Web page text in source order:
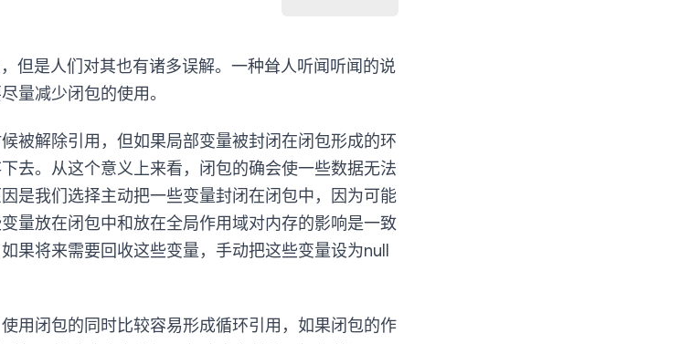
但是人们对其也有诸多误解。一种耸人听闻听闻的说
量减少闭包的使用。
被解除引用，但如果局部变量被封闭在闭包形成的环
去。从这个意义上来看，闭包的确会使一些数据无法
是我们选择主动把一些变量封闭在闭包中，因为可能
量放在闭包中和放在全局作用域对内存的影响是一致
果将来需要回收这些变量，手动把这些变量设为null
用闭包的同时比较容易形成循环引用，如果闭包的作